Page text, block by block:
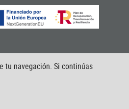
tu navegación. Si continúas